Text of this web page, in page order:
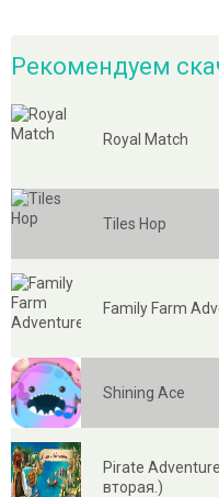
Рекомендуем
Royal Match
Tiles Hop
Family Farm
Shining Ace
Pirate
вторая.)